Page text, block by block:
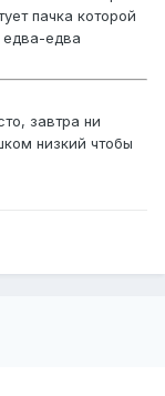
пачка которой
едва-едва
завтра ни
низкий чтобы